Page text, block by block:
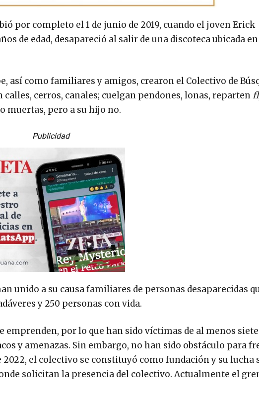
por completo el 1 de junio de 2019, cuando el joven Erick
de edad, desapareció al salir de una discoteca ubicada
así como familiares y amigos, crearon el Colectivo de
cerros, canales; cuelgan pendones, lonas, reparten
muertas, pero a su hijo no.
Publicidad
unido a su causa familiares de personas desaparecidas
y 250 personas con vida.
emprenden, por lo que han sido víctimas de al menos siete
y amenazas. Sin embargo, no han sido obstáculo para
el colectivo se constituyó como fundación y su lucha
solicitan la presencia del colectivo. Actualmente el